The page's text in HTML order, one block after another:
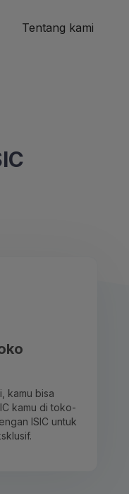
Tentang kami
kamu bisa
kamu di toko-
ISIC untuk